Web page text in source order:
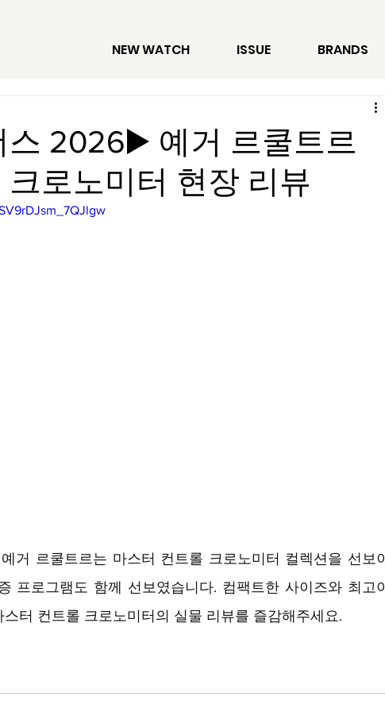
NEW WATCH ISSUE BRANDS
스 2026▶️ 예거 르쿨트르
로노미터 현장 리뷰
거 르쿨트르는 마스터 컨트롤 크로노미터 컬렉션을 선보이
프로그램도 함께 선보였습니다. 컴팩트한 사이즈와 최고이
터 컨트롤 크로노미터의 실물 리뷰를 즐감해주세요.